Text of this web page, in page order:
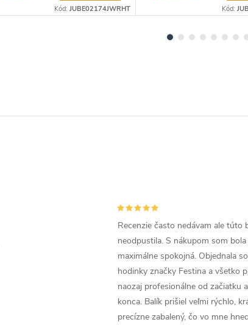
Kód: JUBE02174JWRHT Kód:
Recenzie často nedávam ale túto
neodpustila. S nákupom som bola
maximálne spokojná. Objednala
hodinky značky Festina a všetko
naozaj profesionálne od začiatku
konca. Balík prišiel veľmi rýchlo,
precízne zabalený, čo vo mne